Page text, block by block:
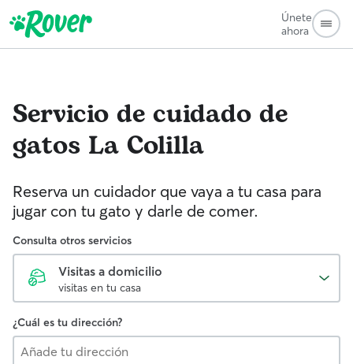
Únete
ahora
Servicio de cuidado de
gatos La Colilla
Reserva un cuidador que vaya a tu casa para
jugar con tu gato y darle de comer.
Consulta otros servicios
Visitas a domicilio
visitas en tu casa
¿Cuál es tu dirección?